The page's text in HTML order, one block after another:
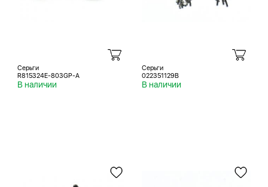
Серьги
R815324E-803GP-A
В наличии
Серьги
022351129B
В наличии